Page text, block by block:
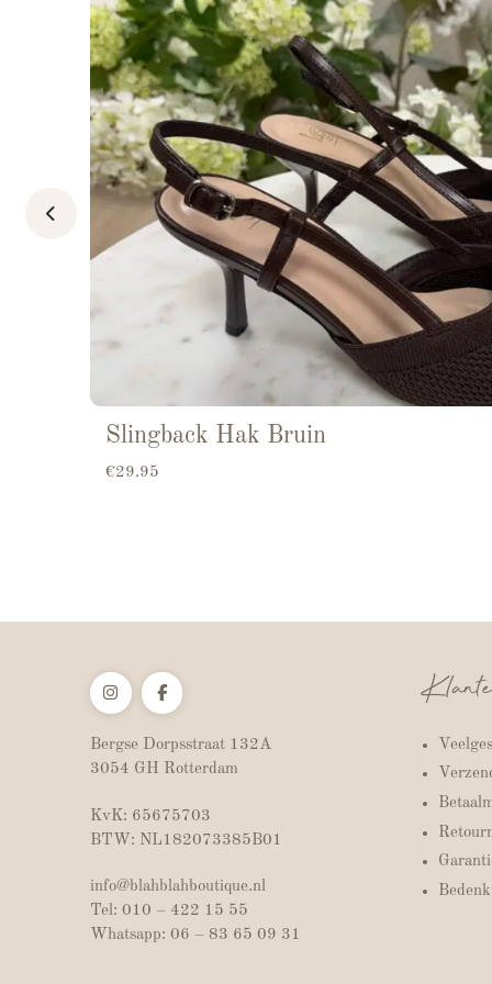
Slingback Hak Bruin
€29.95
Bergse Dorpsstraat 132A
3054 GH Rotterdam
KvK: 65675703
BTW: NL182073385B01
info@blahblahboutique.nl
Tel: 010 – 422 15 55
Whatsapp: 06 – 83 65 09 31